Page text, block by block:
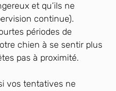
et qu’ils ne
continue).
périodes de
chien à se sentir plus
pas à proximité.
vos tentatives ne